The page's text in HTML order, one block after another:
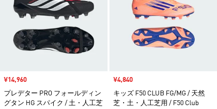
セール価格
¥14,960
プレデター PRO フォールディン
グタン HG スパイク / 土・人工芝
セール価格
¥4,840
キッズ F50 CLUB FG/MG / 天然
芝・土・人工芝用 / F50 Club